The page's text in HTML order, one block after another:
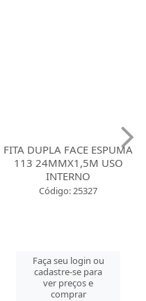
FITA DUPLA FACE ESPUMA
113 24MMX1,5M USO
INTERNO
Código: 25327
Faça seu login ou
cadastre-se para
ver preços e
comprar